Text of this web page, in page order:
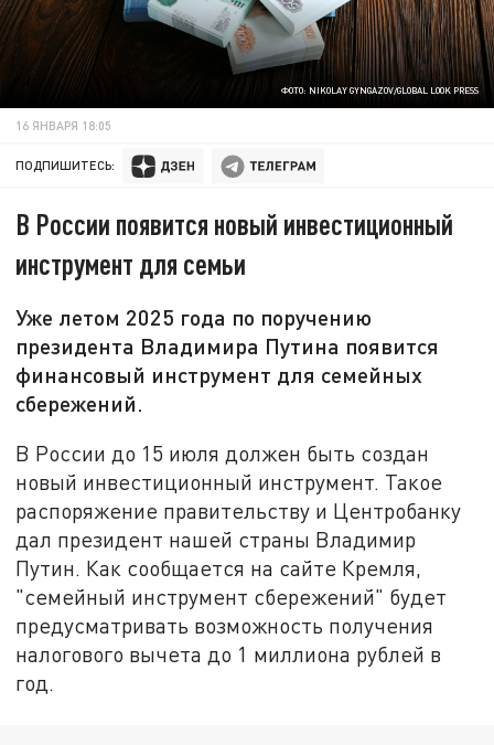
ФОТО: NIKOLAY GYNGAZOV/GLOBAL LOOK PRESS
16 ЯНВАРЯ 18:05
ПОДПИШИТЕСЬ:
В России появится новый инвестиционный
инструмент для семьи
Уже летом 2025 года по поручению
президента Владимира Путина появится
финансовый инструмент для семейных
сбережений.
В России до 15 июля должен быть создан
новый инвестиционный инструмент. Такое
распоряжение правительству и Центробанку
дал президент нашей страны Владимир
Путин. Как сообщается на сайте Кремля,
"семейный инструмент сбережений" будет
предусматривать возможность получения
налогового вычета до 1 миллиона рублей в
год.